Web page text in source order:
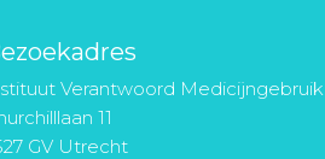
Verantwoord Medicijngebruik
11
GV Utrecht